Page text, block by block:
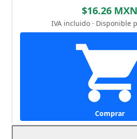
$16.26 MXN
IVA incluido · Disponible
Comprar